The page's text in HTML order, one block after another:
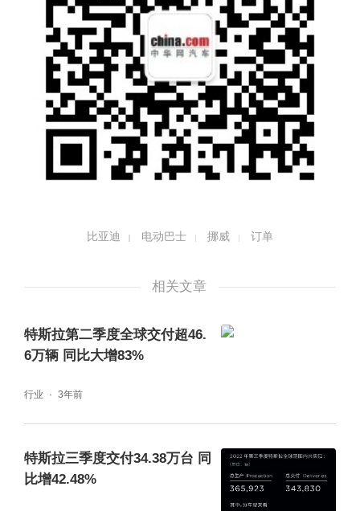
比亚迪 电动巴士 挪威 订单
相关文章
特斯拉第二季度全球交付超46.
6万辆 同比大增83%
行业 3年前
特斯拉三季度交付34.38万台 同
比增42.48%